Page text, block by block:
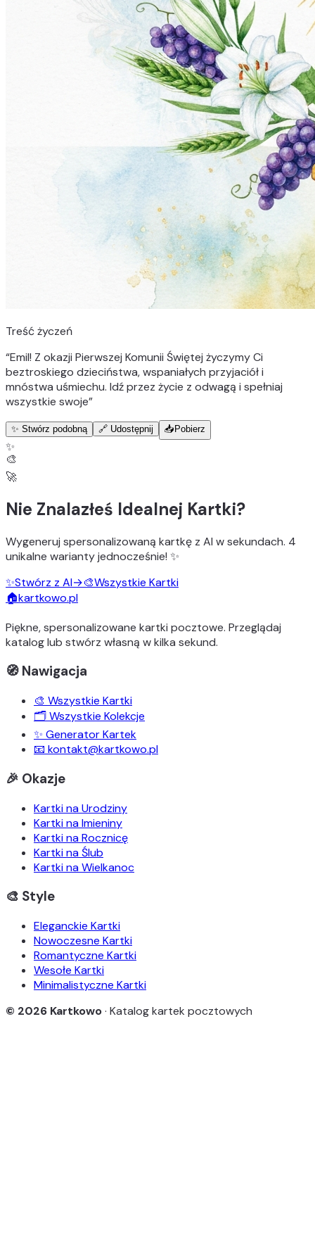
Treść życzeń
“Emil! Z okazji Pierwszej Komunii Świętej życzymy Ci
beztroskiego dzieciństwa, wspaniałych przyjaciół i
mnóstwa uśmiechu. Idź przez życie z odwagą i spełniaj
wszystkie swoje”
✨ Stwórz podobną 🔗 Udostępnij 📥 Pobierz
✨
🎨
🚀
Nie Znalazłeś Idealnej Kartki?
Wygeneruj spersonalizowaną kartkę z AI w sekundach. 4
unikalne wariantyjednocześnie! ✨
✨Stwórz z AI→🎨Wszystkie Kartki
🏠kartkowo.pl
Piękne, spersonalizowane kartki pocztowe. Przeglądaj
katalog lub stwórz własną w kilka sekund.
🧭 Nawigacja
🎨 Wszystkie Kartki
🗂️ Wszystkie Kolekcje
✨ Generator Kartek
📧 kontakt@kartkowo.pl
🎉 Okazje
Kartki na Urodziny
Kartki na Imieniny
Kartki na Rocznicę
Kartki na Ślub
Kartki na Wielkanoc
🎨 Style
Eleganckie Kartki
Nowoczesne Kartki
Romantyczne Kartki
Wesołe Kartki
Minimalistyczne Kartki
© 2026 Kartkowo· Katalog kartek pocztowych